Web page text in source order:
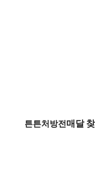
튼튼처방전매달